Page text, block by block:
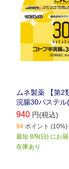
ムネ製薬 【第2
浣腸30パステ
940 円(税込)
94 ポイント (10%)
最短 8/9(日) にお
在庫あり